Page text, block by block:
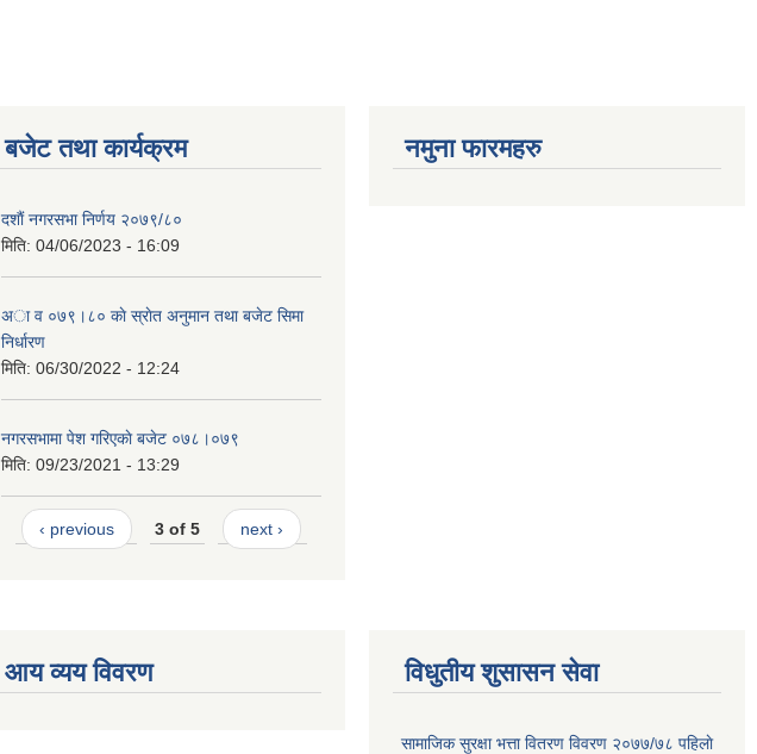
बजेट तथा कार्यक्रम
दशाैं नगरसभा निर्णय २०७९/८०
मिति: 04/06/2023 - 16:09
अा व ०७९।८० काे स्राेत अनुमान तथा बजेट सिमा
निर्धारण
मिति: 06/30/2022 - 12:24
नगरसभामा पेश गरिएकाे बजेट ०७८।०७९
मिति: 09/23/2021 - 13:29
‹ previous 3 of 5 next ›
नमुना फारमहरु
आय व्यय विवरण विधुतीय शुसासन सेवा
सामाजिक सुरक्षा भत्ता वितरण विवरण २०७७/७८ पहिलाे